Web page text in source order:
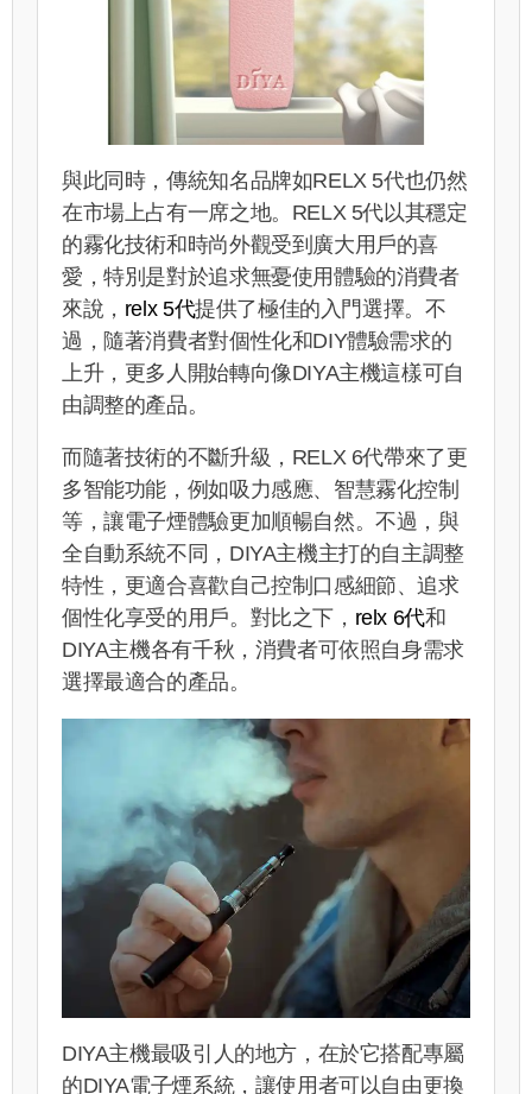
與此同時，傳統知名品牌如RELX 5代也仍然
在市場上占有一席之地。RELX 5代以其穩定
的霧化技術和時尚外觀受到廣大用戶的喜
愛，特別是對於追求無憂使用體驗的消費者
來說， relx 5代提供了極佳的入門選擇。不
過，隨著消費者對個性化和DIY體驗需求的
上升，更多人開始轉向像DIYA主機這樣可自
由調整的產品。
而隨著技術的不斷升級，RELX 6代帶來了更
多智能功能，例如吸力感應、智慧霧化控制
等，讓電子煙體驗更加順暢自然。不過，與
全自動系統不同，DIYA主機主打的自主調整
特性，更適合喜歡自己控制口感細節、追求
個性化享受的用戶。對比之下， relx 6代和
DIYA主機各有千秋，消費者可依照自身需求
選擇最適合的產品。
DIYA主機最吸引人的地方，在於它搭配專屬
的DIYA電子煙系統，讓使用者可以自由更換